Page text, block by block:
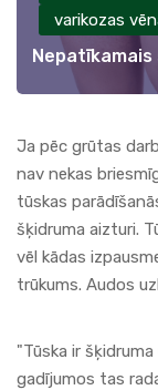
varikozas
Ja pēc grūtas
nav nekas
tūskas
šķidruma aizturi.
vēl kādas
trūkums. Audos
"Tūska ir
gadījumos tas